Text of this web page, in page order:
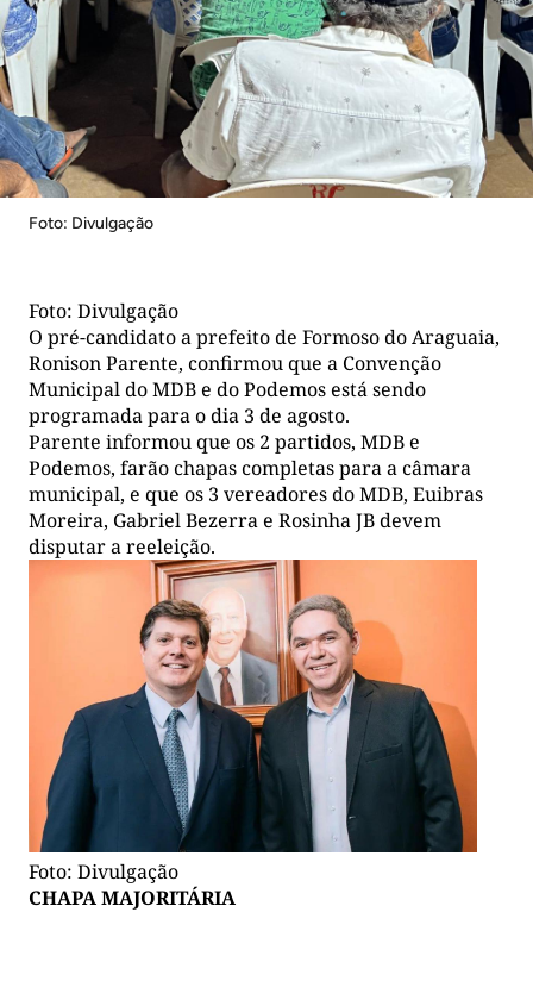
Foto: Divulgação
Foto: Divulgação
O pré-candidato a prefeito de Formoso do Araguaia,
Ronison Parente, confirmou que a Convenção
Municipal do MDB e do Podemos está sendo
programada para o dia 3 de agosto.
Parente informou que os 2 partidos, MDB e
Podemos, farão chapas completas para a câmara
municipal, e que os 3 vereadores do MDB, Euibras
Moreira, Gabriel Bezerra e Rosinha JB devem
disputar a reeleição.
Foto: Divulgação
CHAPA MAJORITÁRIA